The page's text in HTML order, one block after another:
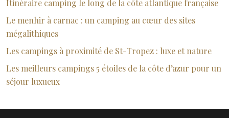
Itinéraire camping le long de la côte atlantique française
Le menhir à carnac : un camping au cœur des sites
mégalithiques
Les campings à proximité de St-Tropez : luxe et nature
Les meilleurs campings 5 étoiles de la côte d’azur pour un
séjour luxueux